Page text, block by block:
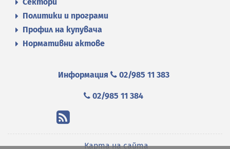
Политики и програми
Профил на купувача
Нормативни актове
Информация 02/985 11 383
02/985 11 384
Карта на сайта